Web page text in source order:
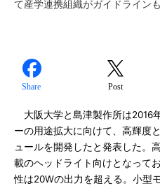
て産学連携組織がガイドライン
Share Post
大阪大学と島津製作所は2016
ーの用途拡大に向けて、高輝度
ュールを開発したと発表した。
載のヘッドライト向けとなって
性は20Wの出力を超える。小型